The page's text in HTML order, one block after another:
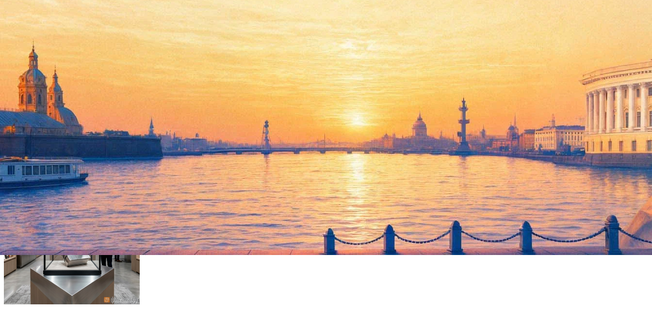
Для школьников устроят цирк в ретро-трамвае
29 марта 2016,
2 апреля в необычный рейс отправится ретро-трамвай "Стиляга 21 века" – он превратится в передвижную цирковую арену. Эта специальная поездка по Петербургу предназначена специально
для юных пассажиров, каждый из которых сможет стать участником необычного представления.
Во время трамвайной прогулки школьников будут сопровождать мимы и цирковые артисты, а оформление салона трамвая создаст иллюзию манежа. Веселые номера будут дополнены
памятными фотографиями и конкурсами с призами. Цирковая поездка начнется 2 апреля в 14 часов, отправление рейса от здания Музея городского электрического транспорта на Среднем
проспекте Васильевского острова, дом 77. Продолжительность поездки – 2 часа. Подробности –в группе мероприятияВКонтакте.
Фонтанка.ру